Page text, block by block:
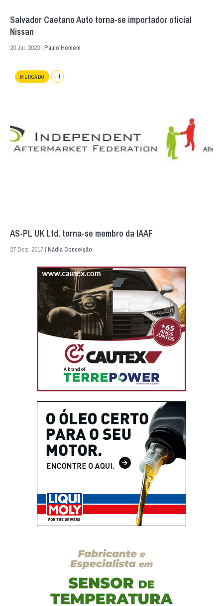
Salvador Caetano Auto torna-se importador oficial
Nissan
20 Jul. 2023 | Paulo Homem
MERCADO + 1
AS-PL UK Ltd. torna-se membro da IAAF
27 Dez. 2017 | Nádia Conceição